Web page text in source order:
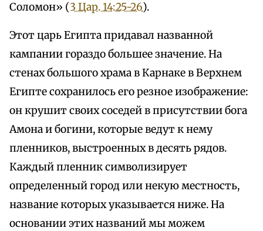
Соломон» (3 Цар. 14:25-26).
Этот царь Египта придавал названной
кампании гораздо большее значение. На
стенах большого храма в Карнаке в Верхнем
Египте сохранилось его резное изображение:
он крушит своих соседей в присутствии бога
Амона и богини, которые ведут к нему
пленников, выстроенных в десять рядов.
Каждый пленник символизирует
определенный город или некую местность,
название которых указывается ниже. На
основании этих названий мы можем